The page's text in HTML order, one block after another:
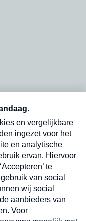
in
Verzend